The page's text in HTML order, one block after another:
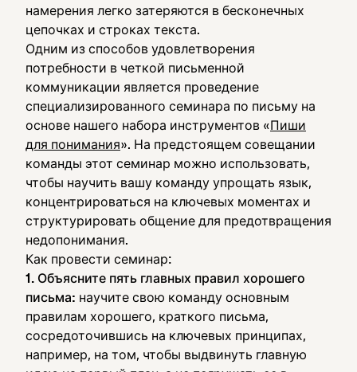
намерения легко затеряются в бесконечных
цепочках и строках текста.
Одним из способов удовлетворения
потребности в четкой письменной
коммуникации является проведение
специализированного семинара по письму на
основе нашего набора инструментов «Пиши
для понимания». На предстоящем совещании
команды этот семинар можно использовать,
чтобы научить вашу команду упрощать язык,
концентрироваться на ключевых моментах и
структурировать общение для предотвращения
недопонимания.
Как провести семинар:
1. Объясните пять главных правил хорошего
письма: научите свою команду основным
правилам хорошего, краткого письма,
сосредоточившись на ключевых принципах,
например, на том, чтобы выдвинуть главную